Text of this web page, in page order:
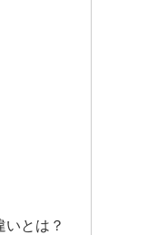
とは？